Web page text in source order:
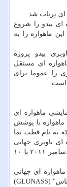
ای پرتاب شد.
ای بیدو را شروع
سری این ماهواره را به
بیدو پروژه
ای مستقل
را عموما برای
است.
ماهواره ای
سه ماهواره با پوشش
به نام قطب نما
ای ناوبری جهانی
شامل ۳۵ ماهواره است. این سامانه در چین در دسامبر ۲۰۱۱ با ۱۰
ای جهانی
بعد از سیستم "جی. پی. اس" ایالات متحده، "گلوناس" (GLONASS)